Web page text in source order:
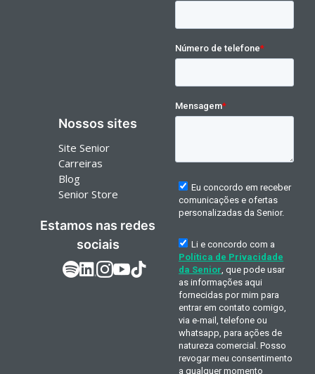
Nossos sites
Site Senior
Carreiras
Blog
Senior Store
Estamos nas redes
sociais